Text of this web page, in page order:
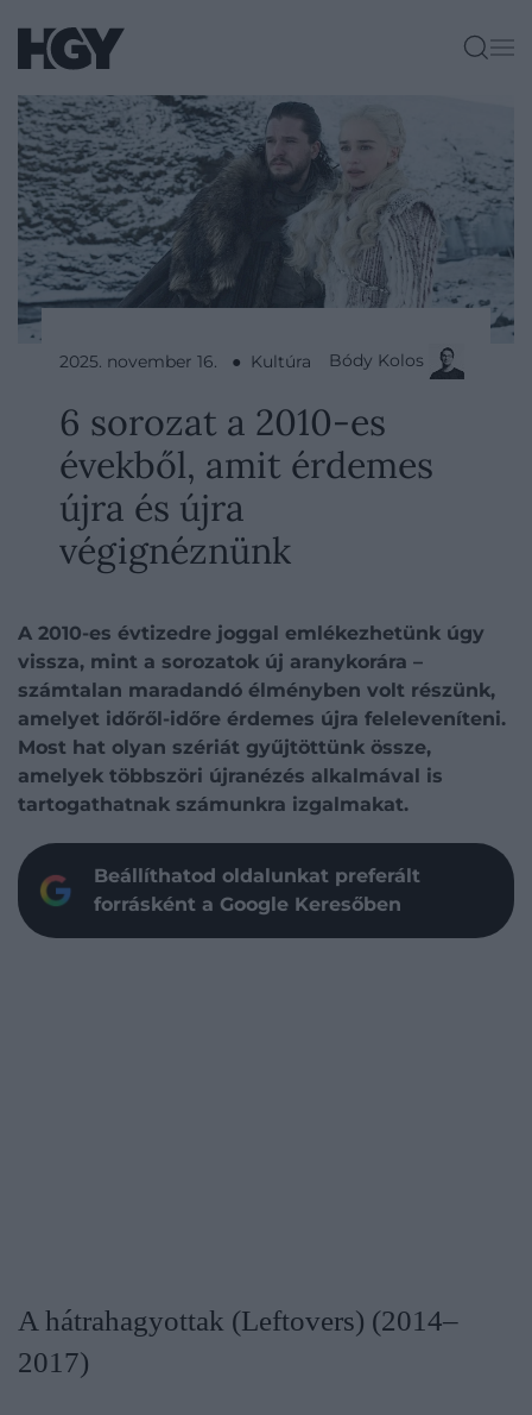
2025. november 16. ● Kultúra Bódy Kolos
6 sorozat a 2010-es
évekből, amit érdemes
újra és újra
végignéznünk
A 2010-es évtizedre joggal emlékezhetünk úgy
vissza, mint a sorozatok új aranykorára –
számtalan maradandó élményben volt részünk,
amelyet időről-időre érdemes újra feleleveníteni.
Most hat olyan szériát gyűjtöttünk össze,
amelyek többszöri újranézés alkalmával is
tartogathatnak számunkra izgalmakat.
Beállíthatod oldalunkat preferált
forrásként a Google Keresőben
A hátrahagyottak (Leftovers) (2014–
2017)